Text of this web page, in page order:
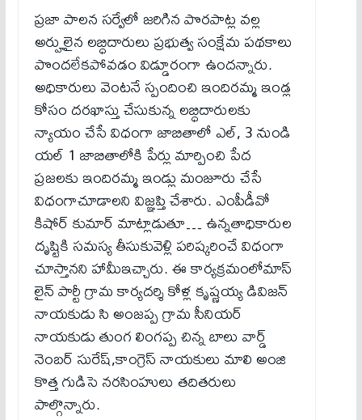
ప్రజా పాలన సర్వేలో జరిగిన పొరపాట్ల వల్ల
అర్హులైన లబ్ధిదారులు ప్రభుత్వ సంక్షేమ పథకాలు
పొందలేకపోవడం విడ్డూరంగా ఉందన్నారు.
అధికారులు వెంటనే స్పందించి ఇందిరమ్మ ఇండ్ల
కోసం దరఖాస్తు చేసుకున్న లబ్ధిదారులకు
న్యాయం చేసే విధంగా జాబితాలో ఎల్, 3 నుండి
యల్ 1 జాబితాలోకి పేర్లు మార్పించి పేద
ప్రజలకు ఇందిరమ్మ ఇండ్లు మంజూరు చేసే
విధంగాచూడాలని విజ్ఞప్తి చేశారు. ఎంపీడీవో
కిషోర్ కుమార్ మాట్లాడుతూ… ఉన్నతాధికారుల
దృష్టికి సమస్య తీసుకువెళ్లి పరిష్కరించే విధంగా
చూస్తానని హామీఇచ్చారు. ఈ కార్యక్రమంలోమాస్
లైన్ పార్టీ గ్రామ కార్యదర్శి కోళ్ల కృష్ణయ్య డివిజన్
నాయకుడు సి అంజప్ప గ్రామ సీనియర్
నాయకుడు తుంగ లింగప్ప చిన్న బాలు వార్డ్
నెంబర్ సురేష్,కాంగ్రెస్ నాయకులు మాలి అంజి
కొత్త గుడిసె నరసింహులు తదితరులు
పాల్గొన్నారు.